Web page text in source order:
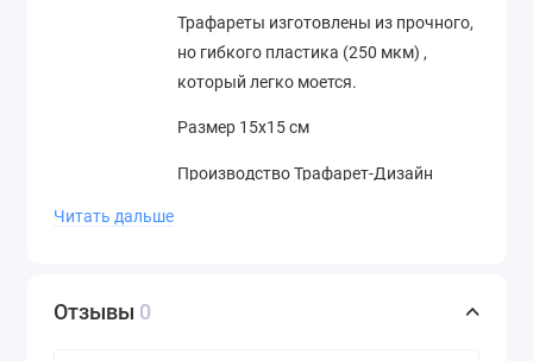
Трафареты изготовлены из прочного,
но гибкого пластика (250 мкм) ,
который легко моется.
Размер 15х15 см
Производство Трафарет-Дизайн
Читать дальше
Отзывы 0